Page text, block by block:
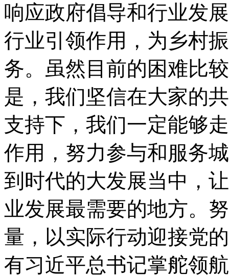
响应政府倡导和行业发
行业引领作用，为乡村
务。虽然目前的困难比
是，我们坚信在大家的
支持下，我们一定能够
作用，努力参与和服务
到时代的大发展当中，
业发展最需要的地方。
量，以实际行动迎接党
有习近平总书记掌舵领